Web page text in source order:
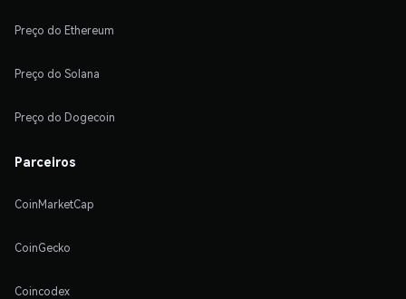
Preço do Ethereum
Preço do Solana
Preço do Dogecoin
Parceiros
CoinMarketCap
CoinGecko
Coincodex